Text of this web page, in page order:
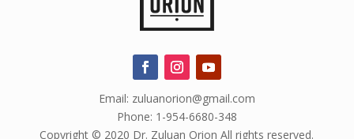
Email: zuluanorion@gmail.com
Phone: 1-954-6680-348
Copyright © 2020 Dr. Zuluan Orion All rights reserved.